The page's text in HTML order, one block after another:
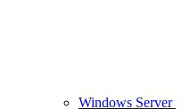
Windows Server